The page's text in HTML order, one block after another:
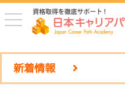
toggle
navigation
新着情報